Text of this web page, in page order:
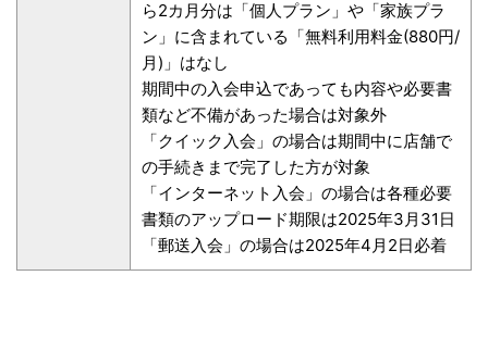
ら2カ月分は「個人プラン」や「家族プラ
ン」に含まれている「無料利用料金(880円/
月)」はなし
期間中の入会申込であっても内容や必要書
類など不備があった場合は対象外
「クイック入会」の場合は期間中に店舗で
の手続きまで完了した方が対象
「インターネット入会」の場合は各種必要
書類のアップロード期限は2025年3月31日
「郵送入会」の場合は2025年4月2日必着